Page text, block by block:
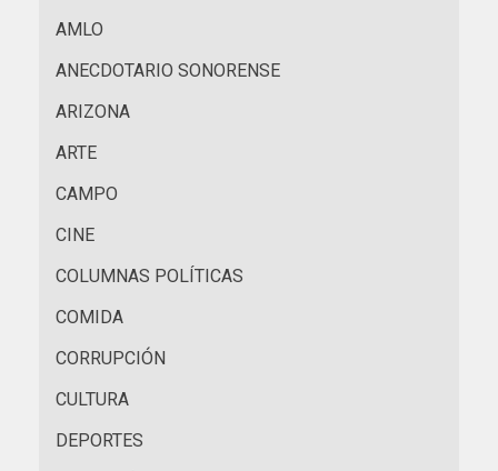
AMLO
ANECDOTARIO SONORENSE
ARIZONA
ARTE
CAMPO
CINE
COLUMNAS POLÍTICAS
COMIDA
CORRUPCIÓN
CULTURA
DEPORTES